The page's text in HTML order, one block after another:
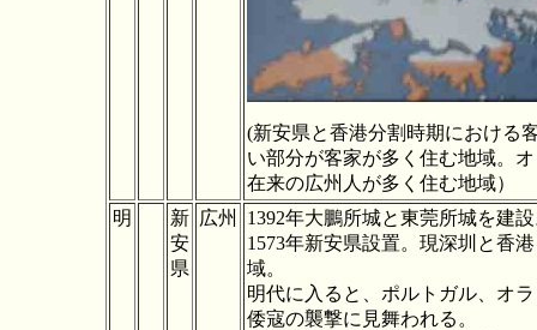
(新安県と香港分割時期における
い部分が客家が多く住む地域。
在来の広州人が多く住む地域）
明
新
安
県
広州
1392年大鵬所城と東莞所城を建
1573年新安県設置。現深圳と香
域。
明代に入ると、ポルトガル、オ
倭寇の襲撃に見舞われる。